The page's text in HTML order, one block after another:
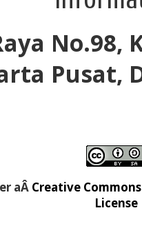
No.98,
Pusat,
aÂ Creative
License